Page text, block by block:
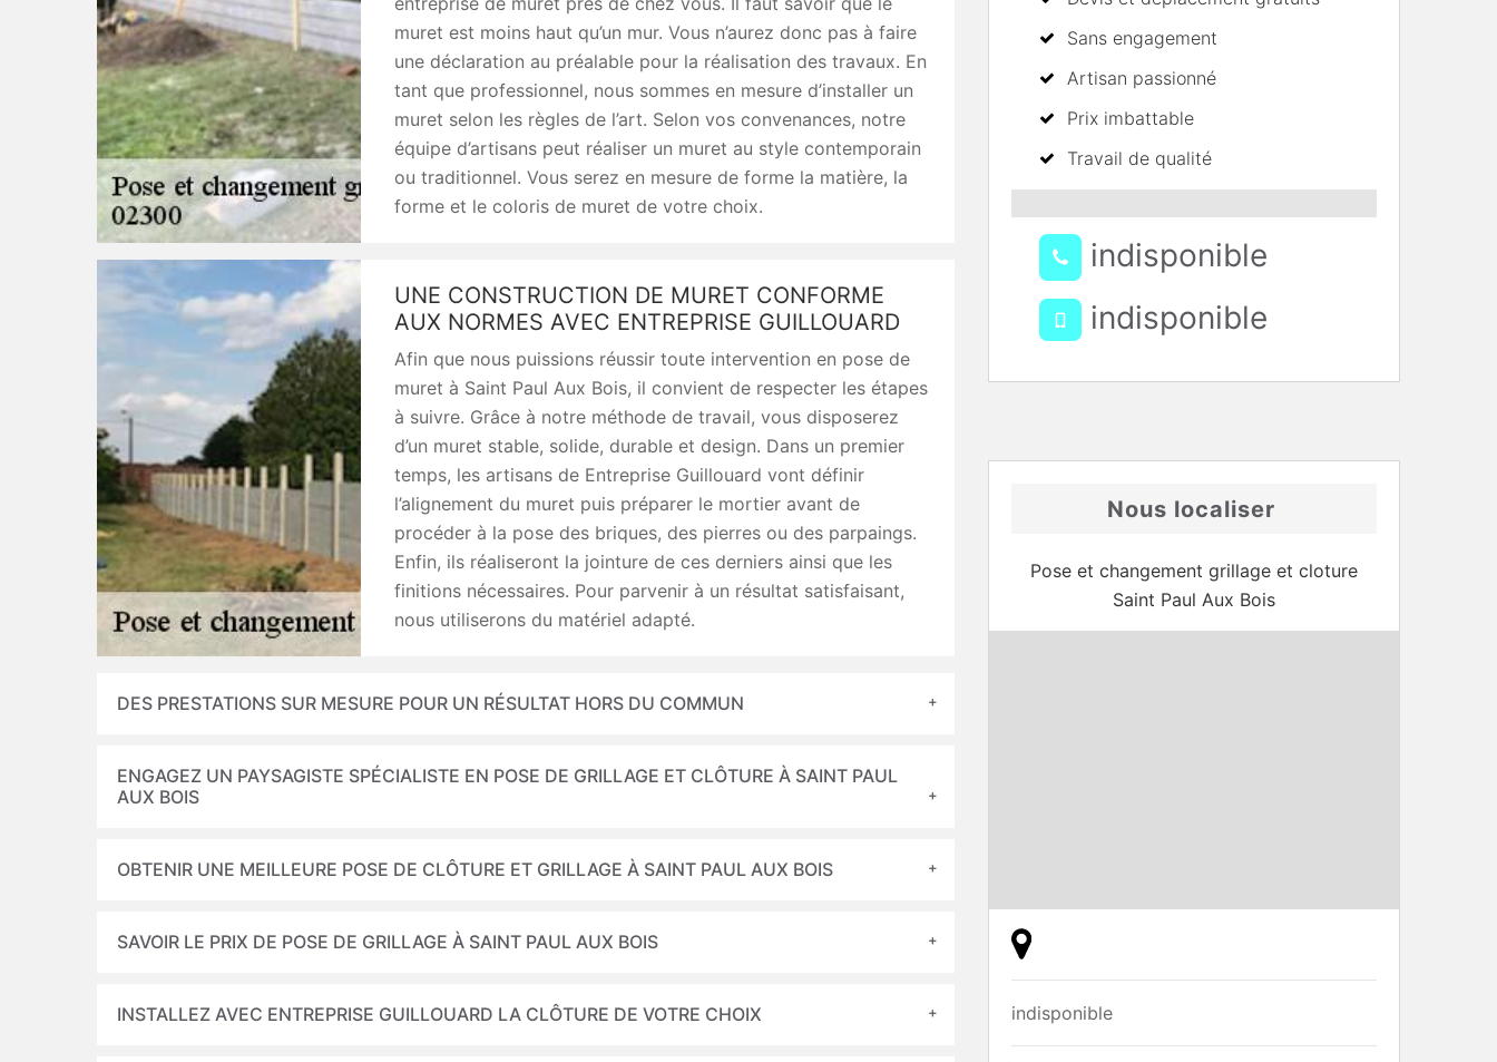
muret est moins haut qu’un mur. Vous n’aurez donc pas à faire
une déclaration au préalable pour la réalisation des travaux. En
tant que professionnel, nous sommes en mesure d’installer un
muret selon les règles de l’art. Selon vos convenances, notre
équipe d’artisans peut réaliser un muret au style contemporain
ou traditionnel. Vous serez en mesure de forme la matière, la
forme et le coloris de muret de votre choix.
UNE CONSTRUCTION DE MURET CONFORME
AUX NORMES AVEC ENTREPRISE GUILLOUARD
Afin que nous puissions réussir toute intervention en pose de
muret à Saint Paul Aux Bois, il convient de respecter les étapes
à suivre. Grâce à notre méthode de travail, vous disposerez
d’un muret stable, solide, durable et design. Dans un premier
temps, les artisans de Entreprise Guillouard vont définir
l’alignement du muret puis préparer le mortier avant de
procéder à la pose des briques, des pierres ou des parpaings.
Enfin, ils réaliseront la jointure de ces derniers ainsi que les
finitions nécessaires. Pour parvenir à un résultat satisfaisant,
nous utiliserons du matériel adapté.
DES PRESTATIONS SUR MESURE POUR UN RÉSULTAT HORS DU COMMUN
ENGAGEZ UN PAYSAGISTE SPÉCIALISTE EN POSE DE GRILLAGE ET CLÔTURE À SAINT PAUL
AUX BOIS
OBTENIR UNE MEILLEURE POSE DE CLÔTURE ET GRILLAGE À SAINT PAUL AUX BOIS
SAVOIR LE PRIX DE POSE DE GRILLAGE À SAINT PAUL AUX BOIS
INSTALLEZ AVEC ENTREPRISE GUILLOUARD LA CLÔTURE DE VOTRE CHOIX
Sans engagement
Artisan passionné
Prix imbattable
Travail de qualité
indisponible
indisponible
Nous localiser
Pose et changement grillage et cloture
Saint Paul Aux Bois
indisponible